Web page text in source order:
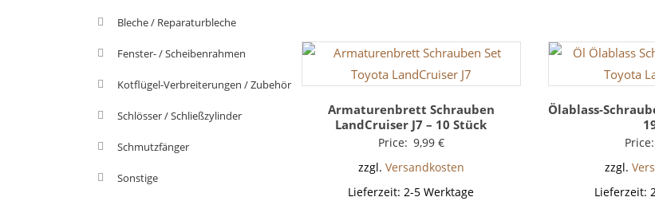
Armaturenbrett Schrauben
LandCruiser J7 – 10 Stück
Price: 9,99 €
zzgl. Versandkosten
Lieferzeit:2-5 Werktage
Ölablass-
Price:
zzgl.
Lieferzeit:
Bleche / Reparaturbleche
Fenster- / Scheibenrahmen
Kotflügel-Verbreiterungen / Zubehör
Schlösser / Schließzylinder
Schmutzfänger
Sonstige